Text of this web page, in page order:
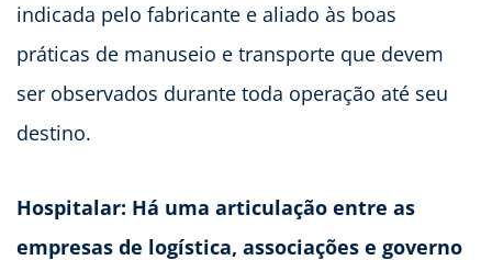
indicada pelo fabricante e aliado às boas
práticas de manuseio e transporte que devem
ser observados durante toda operação até seu
destino.
Hospitalar: Há uma articulação entre as
empresas de logística, associações e governo